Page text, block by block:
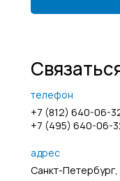
телефон
адрес
Санкт-Петербург,
+7 (812) 640-06-
+7 (495) 640-06-